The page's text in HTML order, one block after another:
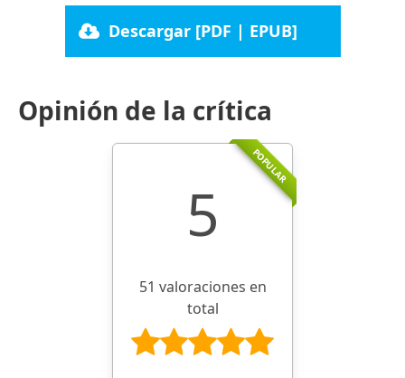
Descargar [PDF | EPUB]
Opinión de la crítica
POPULAR
5
51 valoraciones en
total